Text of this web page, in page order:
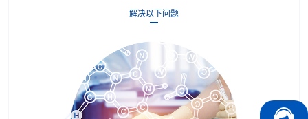
解决以下问题